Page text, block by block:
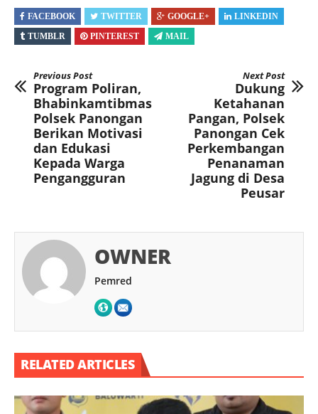
FACEBOOK TWITTER GOOGLE+
LINKEDIN
TUMBLR
PINTEREST MAIL
Previous Post
Program Poliran,
Bhabinkamtibmas
Polsek Panongan
Berikan Motivasi
dan Edukasi
Kepada Warga
Pengangguran
Next Post
Dukung
Ketahanan
Pangan, Polsek
Panongan Cek
Perkembangan
Penanaman
Jagung di Desa
Peusar
OWNER
Pemred
RELATED ARTICLES